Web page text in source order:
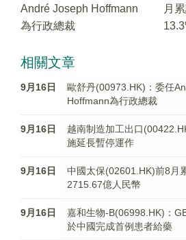
André Joseph Hoffmann
為行政總裁
月
相關文章
9月16日
歐舒丹(00973.HK)：委任
Hoffmann為行政總裁
9月16日
越南制造加工出口
施延長暫停運作
9月16日
中國太保(02601.HK)前8月
2715.67億人民幣
9月16日
嘉和生物-B(06998.HK)：
於中國完成首例患者給藥